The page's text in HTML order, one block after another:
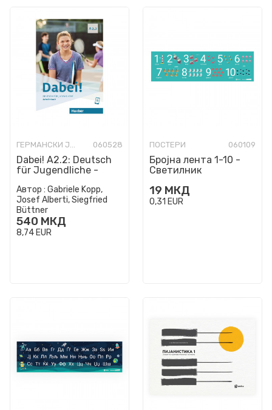
ГЕРМАНСКИ ЈАЗИК 060528
Dabei! A2.2: Deutsch
für Jugendliche -
Автор : Gabriele Kopp,
Josef Alberti, Siegfried
Büttner
540 МКД
8,74 EUR
ПОСТЕРИ 060109
Бројна лента 1-10 -
Светилник
19 МКД
0,31 EUR